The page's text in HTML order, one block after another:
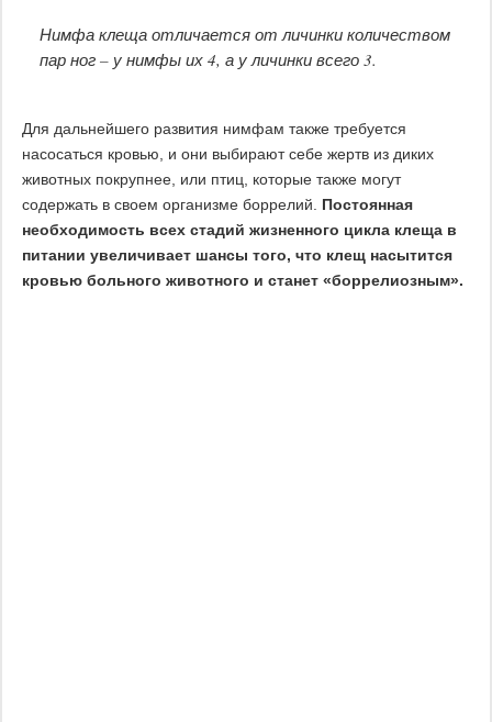
Нимфа клеща отличается от личинки количеством
пар ног – у нимфы их 4, а у личинки всего 3.
Для дальнейшего развития нимфам также требуется
насосаться кровью, и они выбирают себе жертв из диких
животных покрупнее, или птиц, которые также могут
содержать в своем организме боррелий. Постоянная
необходимость всех стадий жизненного цикла клеща в
питании увеличивает шансы того, что клещ насытится
кровью больного животного и станет «боррелиозным».